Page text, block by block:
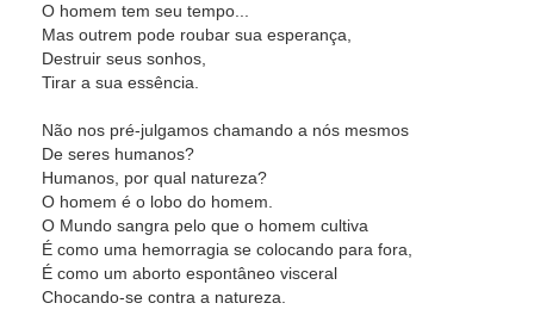
O homem tem seu tempo...
Mas outrem pode roubar sua esperança,
Destruir seus sonhos,
Tirar a sua essência.
Não nos pré-julgamos chamando a nós mesmos
De seres humanos?
Humanos, por qual natureza?
O homem é o lobo do homem.
O Mundo sangra pelo que o homem cultiva
É como uma hemorragia se colocando para fora,
É como um aborto espontâneo visceral
Chocando-se contra a natureza.